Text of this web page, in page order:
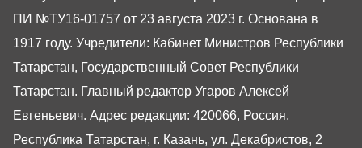
ПИ №ТУ16-01757 от 23 августа 2023 г. Основана в
1917 году. Учредители: Кабинет Министров Республики
Татарстан, Государственный Совет Республики
Татарстан. Главный редактор Угаров Алексей
Евгеньевич. Адрес редакции: 420066, Россия,
Республика Татарстан, г. Казань, ул. Декабристов, 2